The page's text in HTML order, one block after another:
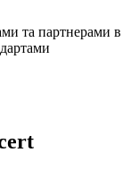
та партнерами в